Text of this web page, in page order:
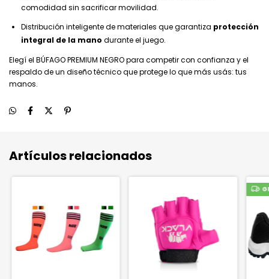
comodidad sin sacrificar movilidad.
Distribución inteligente de materiales que garantiza protección
integral de la mano durante el juego.
Elegí el BÚFAGO PREMIUM NEGRO para competir con confianza y el
respaldo de un diseño técnico que protege lo que más usás: tus
manos.
Artículos relacionados